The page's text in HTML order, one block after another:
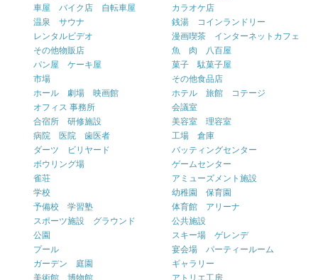
車屋 バイク店 自転車屋
カラオケ店
温泉 サウナ
銭湯 コインランドリー
レンタルビデオ
漫画喫茶 インターネットカフェ
その他物販店
魚 肉 八百屋
パン屋 ケーキ屋
菓子 駄菓子屋
市場
その他食品店
ホール 劇場 映画館
ホテル 旅館 コテージ
オフィス 事務所
会議室
合宿所 研修施設
美容室 理容室
病院 医院 歯医者
工場 倉庫
ダーツ ビリヤード
バッティングセンター
ボウリング場
ゲームセンター
雀荘
アミューズメント施設
学校
幼稚園 保育園
予備校 学習塾
体育館 アリーナ
スポーツ施設 グラウンド
公共施設
公園
スキー場 ゲレンデ
プール
宴会場 パーティールーム
ガーデン 庭園
ギャラリー